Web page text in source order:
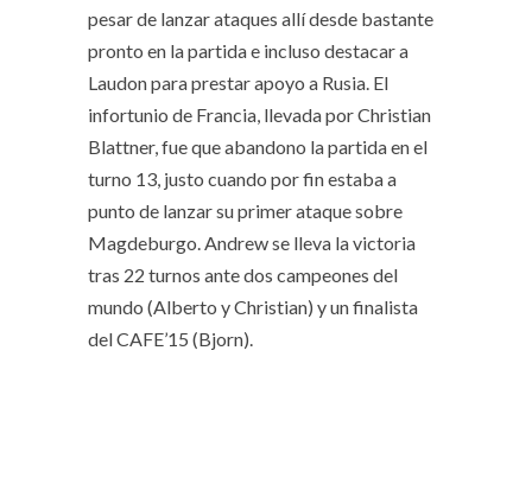
pesar de lanzar ataques allí desde bastante
pronto en la partida e incluso destacar a
Laudon para prestar apoyo a Rusia. El
infortunio de Francia, llevada por Christian
Blattner, fue que abandono la partida en el
turno 13, justo cuando por fin estaba a
punto de lanzar su primer ataque sobre
Magdeburgo. Andrew se lleva la victoria
tras 22 turnos ante dos campeones del
mundo (Alberto y Christian) y un finalista
del CAFE’15 (Bjorn).